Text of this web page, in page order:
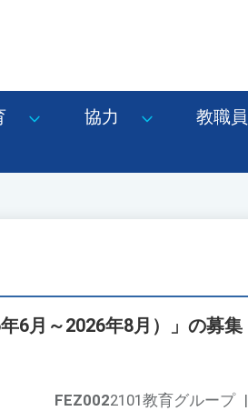
協力 教職員
6月～2026年8月）」の募集
FEZ0022101教育グループ |